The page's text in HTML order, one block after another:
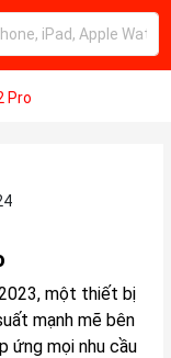
Pro
một thiết bị
mạnh mẽ bên
ứng mọi nhu cầu